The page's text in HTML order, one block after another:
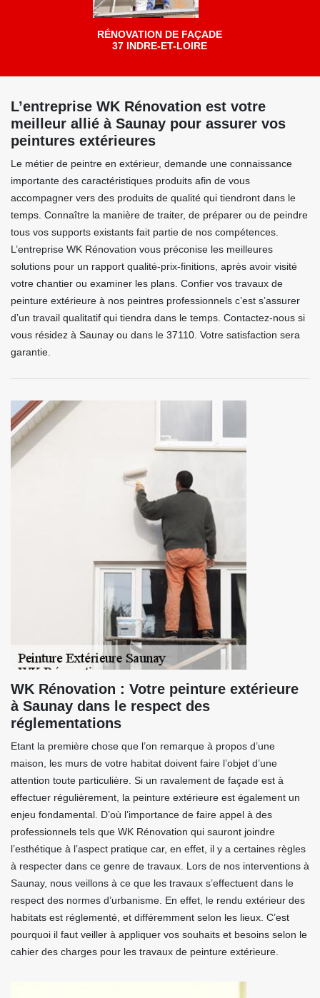
RÉNOVATION DE FAÇADE
37 INDRE-ET-LOIRE
L’entreprise WK Rénovation est votre
meilleur allié à Saunay pour assurer vos
peintures extérieures
Le métier de peintre en extérieur, demande une connaissance
importante des caractéristiques produits afin de vous
accompagner vers des produits de qualité qui tiendront dans le
temps. Connaître la manière de traiter, de préparer ou de peindre
tous vos supports existants fait partie de nos compétences.
L’entreprise WK Rénovation vous préconise les meilleures
solutions pour un rapport qualité-prix-finitions, après avoir visité
votre chantier ou examiner les plans. Confier vos travaux de
peinture extérieure à nos peintres professionnels c’est s’assurer
d’un travail qualitatif qui tiendra dans le temps. Contactez-nous si
vous résidez à Saunay ou dans le 37110. Votre satisfaction sera
garantie.
WK Rénovation : Votre peinture extérieure
à Saunay dans le respect des
réglementations
Etant la première chose que l’on remarque à propos d’une
maison, les murs de votre habitat doivent faire l’objet d’une
attention toute particulière. Si un ravalement de façade est à
effectuer régulièrement, la peinture extérieure est également un
enjeu fondamental. D’où l’importance de faire appel à des
professionnels tels que WK Rénovation qui sauront joindre
l’esthétique à l’aspect pratique car, en effet, il y a certaines règles
à respecter dans ce genre de travaux. Lors de nos interventions à
Saunay, nous veillons à ce que les travaux s’effectuent dans le
respect des normes d’urbanisme. En effet, le rendu extérieur des
habitats est réglementé, et différemment selon les lieux. C’est
pourquoi il faut veiller à appliquer vos souhaits et besoins selon le
cahier des charges pour les travaux de peinture extérieure.